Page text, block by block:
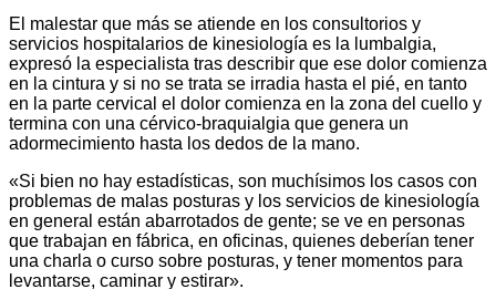
El malestar que más se atiende en los consultorios y
servicios hospitalarios de kinesiología es la lumbalgia,
expresó la especialista tras describir que ese dolor comienza
en la cintura y si no se trata se irradia hasta el pié, en tanto
en la parte cervical el dolor comienza en la zona del cuello y
termina con una cérvico-braquialgia que genera un
adormecimiento hasta los dedos de la mano.
«Si bien no hay estadísticas, son muchísimos los casos con
problemas de malas posturas y los servicios de kinesiología
en general están abarrotados de gente; se ve en personas
que trabajan en fábrica, en oficinas, quienes deberían tener
una charla o curso sobre posturas, y tener momentos para
levantarse, caminar y estirar».